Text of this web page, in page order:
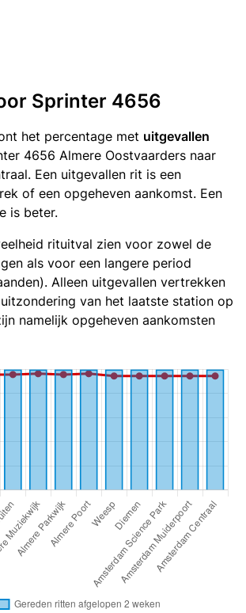
Sprinter 4656
het percentage met uitgevallen
4656 Almere Oostvaarders naar
Een uitgevallen rit is een
of een opgeheven aankomst. Een
is beter.
rituitval zien voor zowel de
als voor een langere period
Alleen uitgevallen vertrekken
van het laatste station op
namelijk opgeheven aankomsten